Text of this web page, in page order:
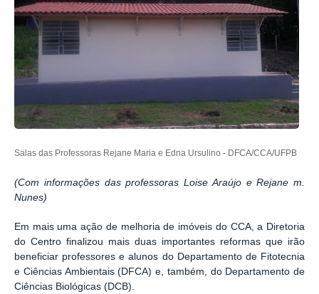
Salas das Professoras Rejane Maria e Edna Ursulino - DFCA/CCA/UFPB
(Com informações das professoras Loise Araújo e Rejane m.
Nunes)
Em mais uma ação de melhoria de imóveis do CCA, a Diretoria
do Centro finalizou mais duas importantes reformas que irão
beneficiar professores e alunos do Departamento de Fitotecnia
e Ciências Ambientais (DFCA) e, também, do Departamento de
Ciências Biológicas (DCB).